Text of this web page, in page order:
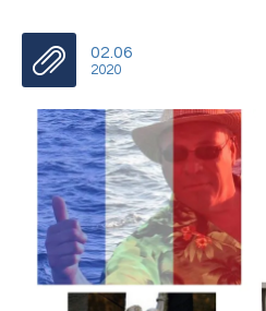
02.06
2020